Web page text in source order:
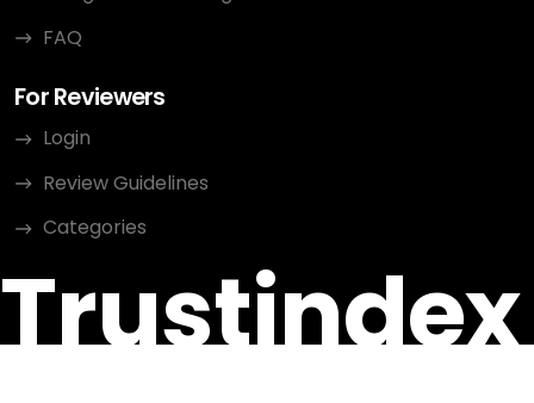
FAQ
For Reviewers
Login
Review Guidelines
Categories
Trustindex